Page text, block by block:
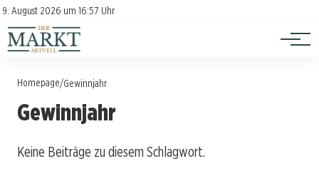
9. August 2026 um 16:57 Uhr
Kontakt
Impressum
Investition
Verbraucherschutz
Homepage/Gewinnjahr
Gewinnjahr
Keine Beiträge zu diesem Schlagwort.